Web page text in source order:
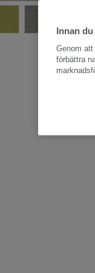
Hela
Innan
Genom
förbättra